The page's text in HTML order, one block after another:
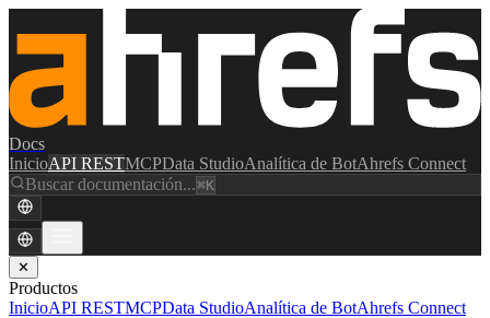
Docs
InicioAPI RESTMCPData StudioAnalítica de BotAhrefs Connect
Buscar documentación...⌘K
✕
Productos
InicioAPI RESTMCPData StudioAnalítica de BotAhrefs Connect